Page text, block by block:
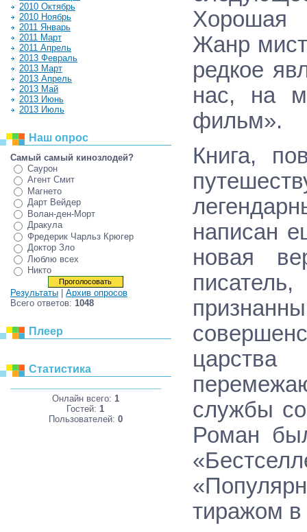
2010 Октябрь
2010 Ноябрь
2011 Январь
2011 Март
2011 Апрель
2013 Февраль
2013 Март
2013 Апрель
2013 Май
2013 Июнь
2013 Июль
Наш опрос
Самый самый кинозлодей?
Саурон
Агент Смит
Магнето
Дарт Вейдер
Волан-ден-Морт
Дракула
Фредерик Чарльз Крюгер
Доктор Зло
Люблю всех
Никто
Результаты
Архив опросов
Всего ответов: 1048
Плеер
Статистика
Онлайн всего: 1
Гостей:1
Пользователей: 0
Хорошая
Жанр
редкое
нас, на
фильм».
Книга,
написан
новая
службы
Роман
тиражом в